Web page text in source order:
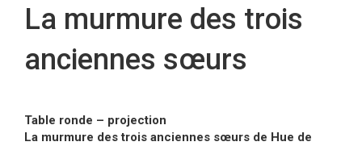
La murmure des trois
anciennes sœurs
Table ronde – projection
La murmure des trois anciennes sœurs de Hue de